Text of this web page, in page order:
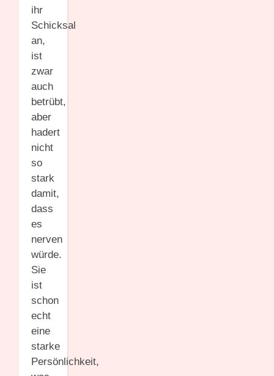
ihr
Schicksal
an,
ist
zwar
auch
betrübt,
aber
hadert
nicht
so
stark
damit,
dass
es
nerven
würde.
Sie
ist
schon
echt
eine
starke
Persönlichkeit,